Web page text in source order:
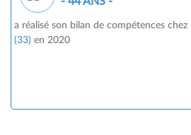
a réalisé son bilan de compétences chez
(33) en 2020